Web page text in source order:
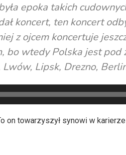
epoka takich
koncert, ten koncert
z ojcem koncertuje
bo wtedy Polska jest pod
Lipsk, Drezno,
on towarzyszył synowi w